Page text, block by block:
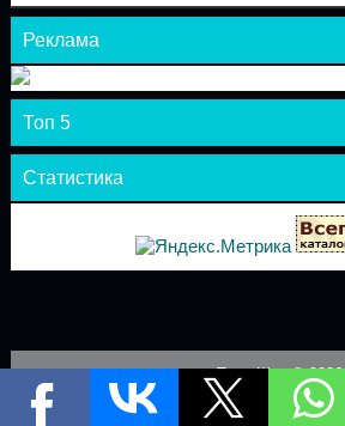
Реклама
Топ 5
Статистика
Теле-Шоу © 2026